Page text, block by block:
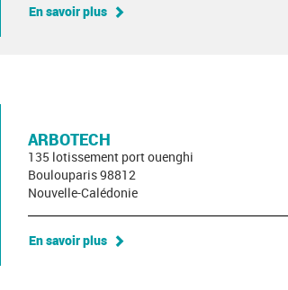
En savoir plus
ARBOTECH
135 lotissement port ouenghi
Boulouparis 98812
Nouvelle-Calédonie
En savoir plus